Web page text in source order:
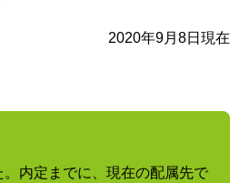
2020年9月8日現在
内定までに、現在の配属先で